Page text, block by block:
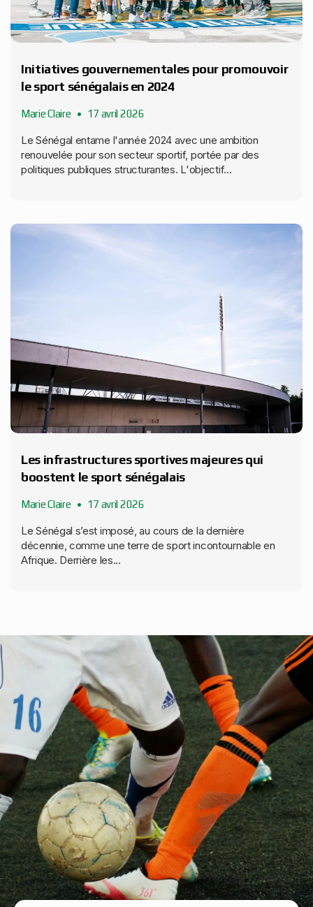
Initiatives gouvernementales pour promouvoir
le sport sénégalais en 2024
Marie Claire 17 avril 2026
Le Sénégal entame l'année 2024 avec une ambition
renouvelée pour son secteur sportif, portée par des
politiques publiques structurantes. L'objectif...
Les infrastructures sportives majeures qui
boostent le sport sénégalais
Marie Claire 17 avril 2026
Le Sénégal s’est imposé, au cours de la dernière
décennie, comme une terre de sport incontournable en
Afrique. Derrière les...